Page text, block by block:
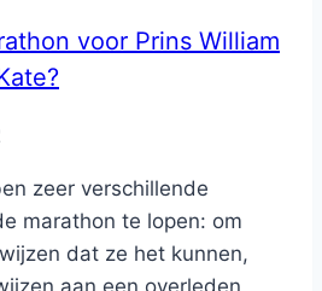
voor Prins William
zeer verschillende
marathon te lopen: om
dat ze het kunnen,
aan een overleden